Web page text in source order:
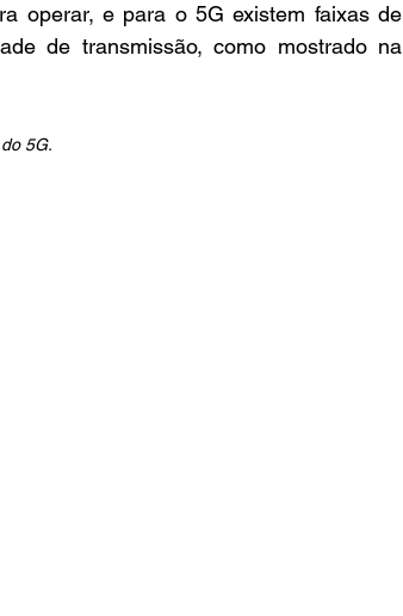
operar, e para o 5G existem faixas de
de transmissão, como mostrado na
5G.